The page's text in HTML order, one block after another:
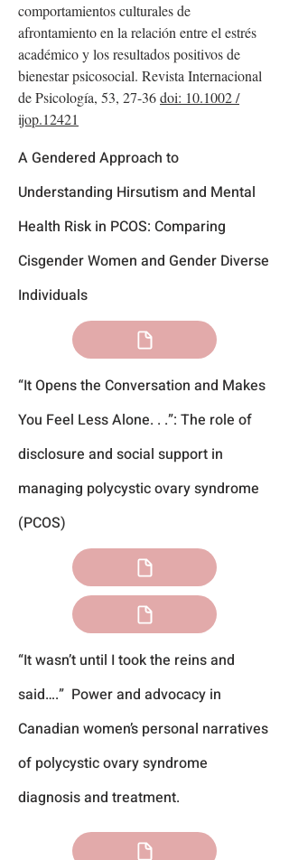
comportamientos culturales de
afrontamiento en la relación entre el estrés
académico y los resultados positivos de
bienestar psicosocial. Revista Internacional
de Psicología, 53, 27-36doi: 10.1002 /
ijop.12421
A Gendered Approach to
Understanding Hirsutism and Mental
Health Risk in PCOS: Comparing
Cisgender Women and Gender Diverse
Individuals
“It Opens the Conversation and Makes
You Feel Less Alone. . .”: The role of
disclosure and social support in
managing polycystic ovary syndrome
(PCOS)
“It wasn’t until I took the reins and
said….” Power and advocacy in
Canadian women’s personal narratives
of polycystic ovary syndrome
diagnosis and treatment.